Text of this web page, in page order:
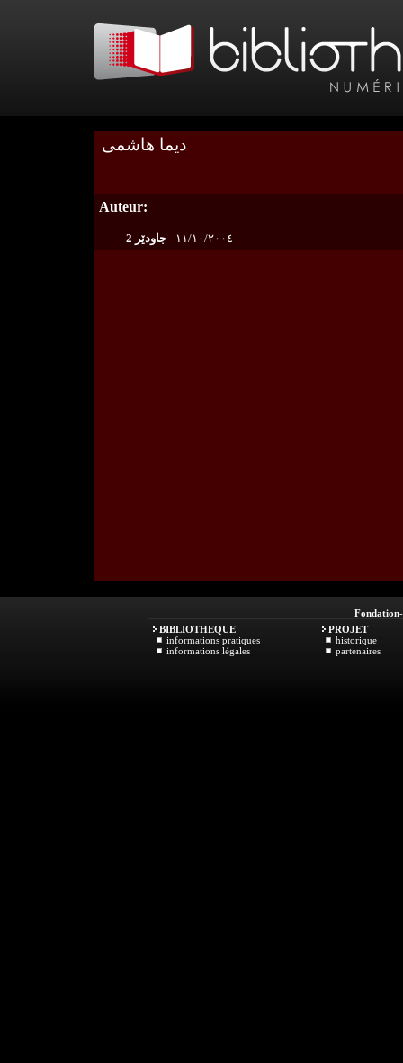
دیما هاشمی
Auteur:
١١/١٠/٢٠٠٤ - جاودێر 2
Fondation
BIBLIOTHEQUE
informations pratiques
informations légales
PROJET
historique
partenaires